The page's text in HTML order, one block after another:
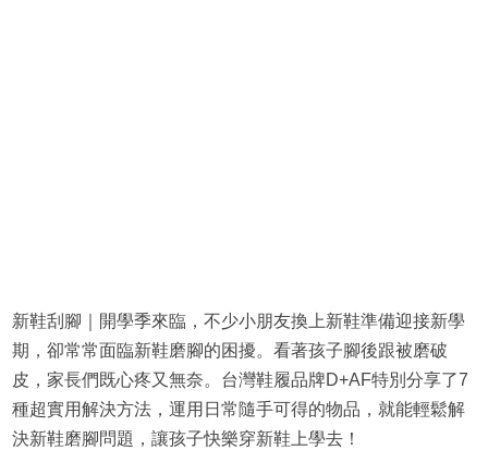
新鞋刮腳｜開學季來臨，不少小朋友換上新鞋準備迎接新學
期，卻常常面臨新鞋磨腳的困擾。看著孩子腳後跟被磨破
皮，家長們既心疼又無奈。台灣鞋履品牌D+AF特別分享了7
種超實用解決方法，運用日常隨手可得的物品，就能輕鬆解
決新鞋磨腳問題，讓孩子快樂穿新鞋上學去！